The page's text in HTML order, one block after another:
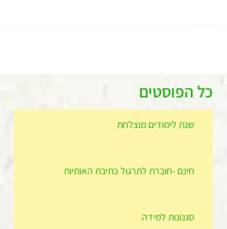
כל הפוסטים
שנת לימודים מוצלחת
חינם -חוברת לתרגול כתיבת האותיות
סגנונות למידה